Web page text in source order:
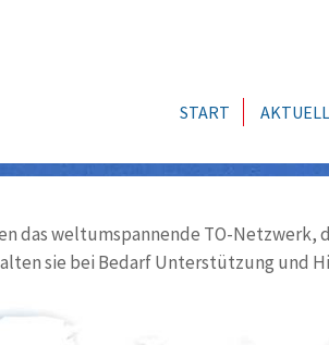
START AKTUELL
das weltumspannende TO-Netzwerk,
sie bei Bedarf Unterstützung und